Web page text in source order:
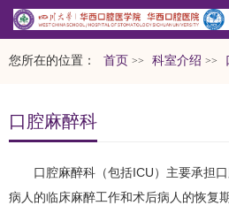
您所在的位置： 首页 >> 科室介绍 >>
口腔麻醉科
口腔麻醉科（包括ICU）主要承担
病人的临床麻醉工作和术后病人的恢复